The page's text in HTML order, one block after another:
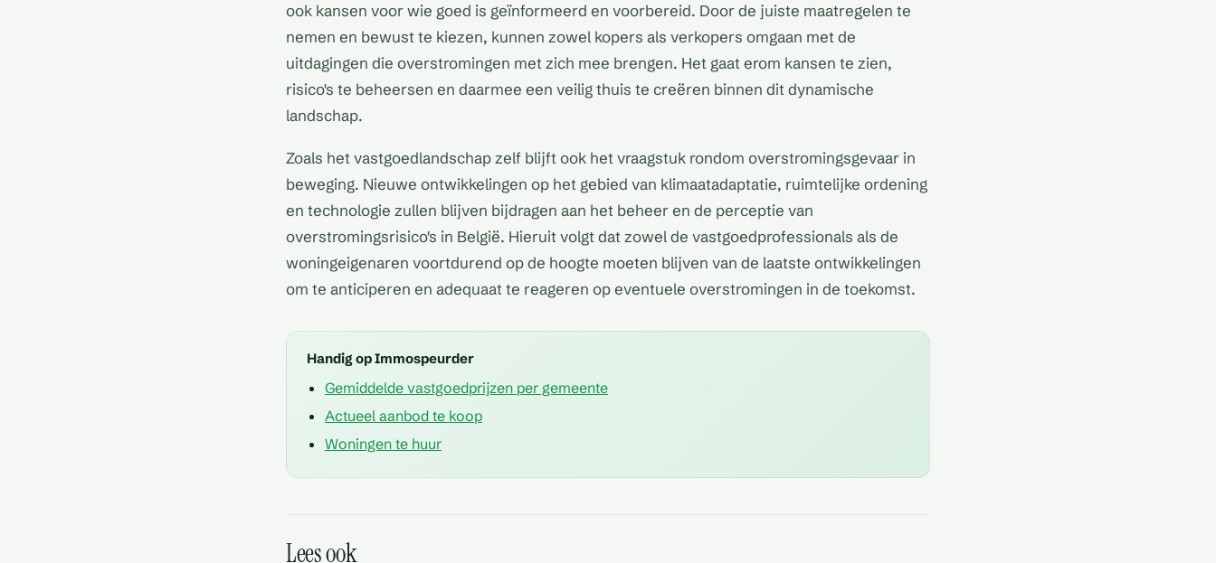
ook kansen voor wie goed is geïnformeerd en voorbereid. Door de juiste maatregelen te
nemen en bewust te kiezen, kunnen zowel kopers als verkopers omgaan met de
uitdagingen die overstromingen met zich mee brengen. Het gaat erom kansen te zien,
risico's te beheersen en daarmee een veilig thuis te creëren binnen dit dynamische
landschap.
Zoals het vastgoedlandschap zelf blijft ook het vraagstuk rondom overstromingsgevaar in
beweging. Nieuwe ontwikkelingen op het gebied van klimaatadaptatie, ruimtelijke ordening
en technologie zullen blijven bijdragen aan het beheer en de perceptie van
overstromingsrisico's in België. Hieruit volgt dat zowel de vastgoedprofessionals als de
woningeigenaren voortdurend op de hoogte moeten blijven van de laatste ontwikkelingen
om te anticiperen en adequaat te reageren op eventuele overstromingen in de toekomst.
Handig op Immospeurder
Gemiddelde vastgoedprijzen per gemeente
Actueel aanbod te koop
Woningen te huur
Lees ook
Hoe lang staat de grond al te
archeologische waarden